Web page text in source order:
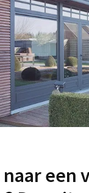
naar een